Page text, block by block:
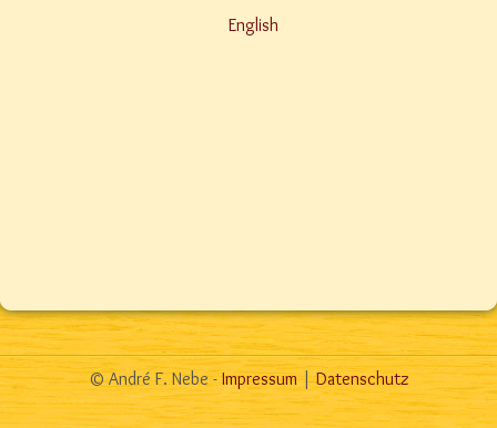
English
© André F. Nebe -Impressum|Datenschutz